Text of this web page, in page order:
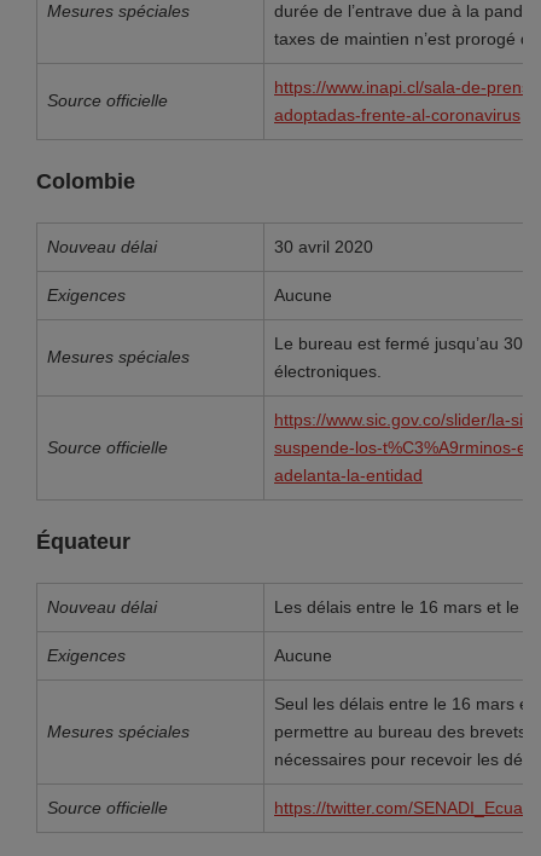
Mesures spéciales
durée de l’entrave due à la
taxes de maintien n’est prorogé
Source officielle
https://www.inapi.cl/sala-de-
adoptadas-frente-al-coronavirus
Colombie
Nouveau délai 30 avril 2020
Exigences Aucune
Mesures spéciales
Le bureau est fermé jusqu’au 30
électroniques.
Source officielle
https://www.sic.gov.co/slider/la-
suspende-los-t%C3%A9rminos-
adelanta-la-entidad
Équateur
Nouveau délai Les délais entre le 16 mars et le
Exigences Aucune
Mesures spéciales
Seul les délais entre le 16 mars
permettre au bureau des brevets
nécessaires pour recevoir les
Source officielle https://twitter.com/